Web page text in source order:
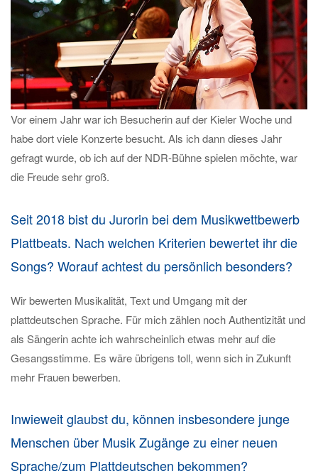
Vor einem Jahr war ich Besucherin auf der Kieler Woche und
habe dort viele Konzerte besucht. Als ich dann dieses Jahr
gefragt wurde, ob ich auf der NDR-Bühne spielen möchte, war
die Freude sehr groß.
Seit 2018 bist du Jurorin bei dem Musikwettbewerb
Plattbeats. Nach welchen Kriterien bewertet ihr die
Songs? Worauf achtest du persönlich besonders?
Wir bewerten Musikalität, Text und Umgang mit der
plattdeutschen Sprache. Für mich zählen noch Authentizität und
als Sängerin achte ich wahrscheinlich etwas mehr auf die
Gesangsstimme. Es wäre übrigens toll, wenn sich in Zukunft
mehr Frauen bewerben.
Inwieweit glaubst du, können insbesondere junge
Menschen über Musik Zugänge zu einer neuen
Sprache/zum Plattdeutschen bekommen?